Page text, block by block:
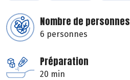
Nombre de personnes
6 personnes
Préparation
20 min